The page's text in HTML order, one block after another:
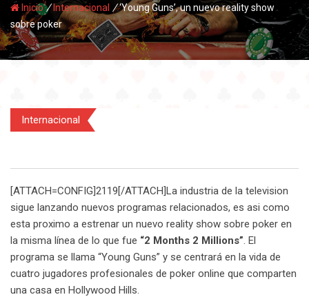
Inicio/ Internacional /‘Young Guns’, un nuevo reality show
sobre poker
Internacional
[ATTACH=CONFIG]2119[/ATTACH]La industria de la television
sigue lanzando nuevos programas relacionados, es asi como
esta proximo a estrenar un nuevo reality show sobre poker en
la misma línea de lo que fue “2 Months 2 Millions”. El
programa se llama “Young Guns” y se centrará en la vida de
cuatro jugadores profesionales de poker online que comparten
una casa en Hollywood Hills.